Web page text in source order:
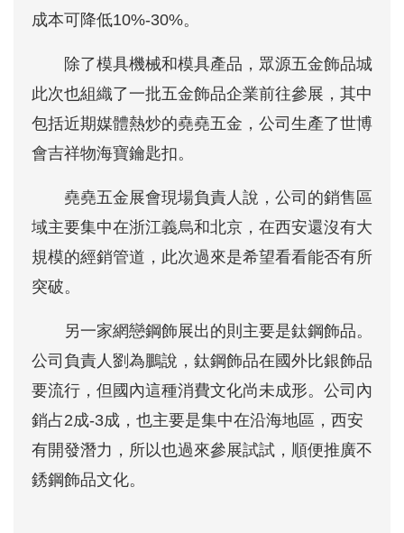
成本可降低10%-30%。
除了模具機械和模具產品 ，眾源五金飾品城
此次也組織了一批五金飾品企業前往參展，其中
包括近期媒體熱炒的堯堯五金，公司生產了世博
會吉祥物海寶鑰匙扣。
堯堯五金展會現場負責人說，公司的銷售區
域主要集中在浙江義烏和北京，在西安還沒有大
規模的經銷管道，此次過來是希望看看能否有所
突破。
另一家網戀鋼飾展出的則主要是鈦鋼飾品。
公司負責人劉為鵬說，鈦鋼飾品在國外比銀飾品
要流行，但國內這種消費文化尚未成形。公司內
銷占2成-3成，也主要是集中在沿海地區，西安
有開發潛力，所以也過來參展試試，順便推廣不
銹鋼飾品文化。